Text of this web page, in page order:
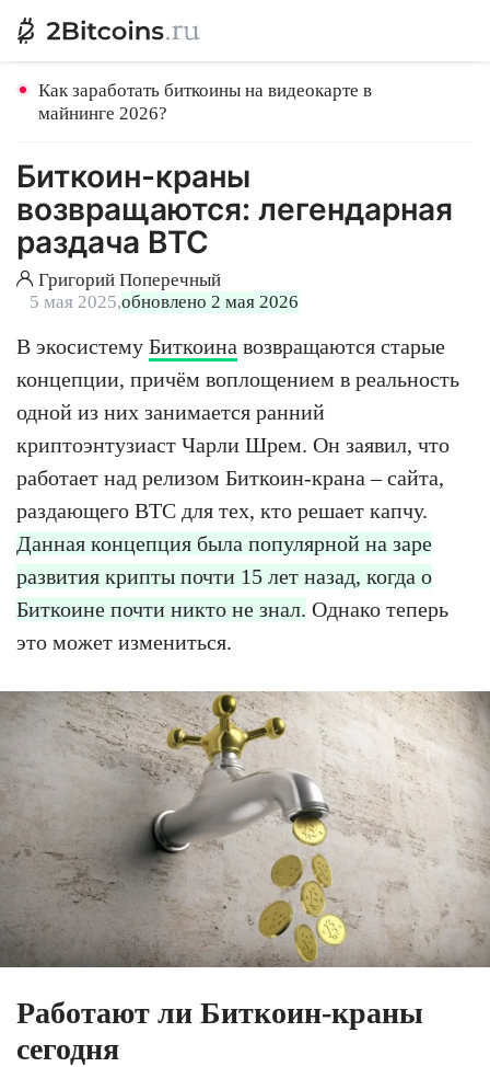
Как заработать биткоины на видеокарте в
майнинге 2026?
Биткоин-краны
возвращаются: легендарная
раздача BTC
Григорий Поперечный
5 мая 2025,обновлено 2 мая 2026
В экосистему Биткоина возвращаются старые
концепции, причём воплощением в реальность
одной из них занимается ранний
криптоэнтузиаст Чарли Шрем. Он заявил, что
работает над релизом Биткоин-крана – сайта,
раздающего BTC для тех, кто решает капчу.
Данная концепция была популярной на заре
развития крипты почти 15 лет назад, когда о
Биткоине почти никто не знал. Однако теперь
это может измениться.
Работают ли Биткоин-краны
сегодня